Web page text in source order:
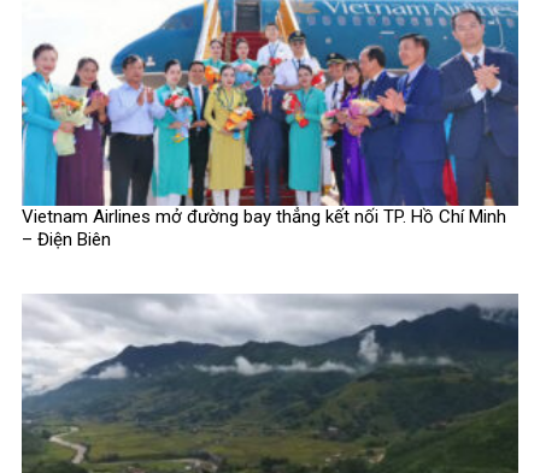
Vietnam Airlines mở đường bay thẳng kết nối TP. Hồ Chí Minh
– Điện Biên